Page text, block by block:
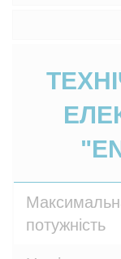
потужність